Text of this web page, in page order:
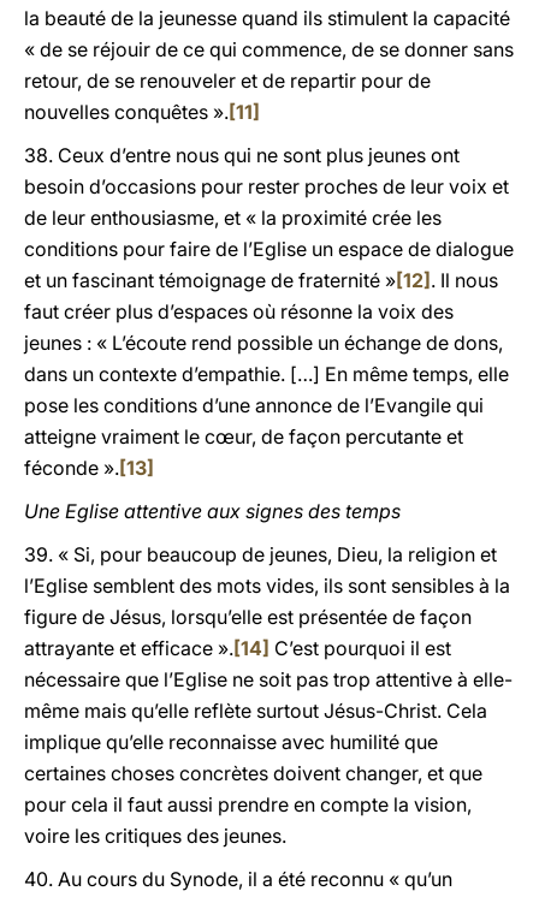
la beauté de la jeunesse quand ils stimulent la capacité
« de se réjouir de ce qui commence, de se donner sans
retour, de se renouveler et de repartir pour de
nouvelles conquêtes ».[11]
38. Ceux d’entre nous qui ne sont plus jeunes ont
besoin d’occasions pour rester proches de leur voix et
de leur enthousiasme, et « la proximité crée les
conditions pour faire de l’Eglise un espace de dialogue
et un fascinant témoignage de fraternité »[12] . Il nous
faut créer plus d’espaces où résonne la voix des
jeunes : « L’écoute rend possible un échange de dons,
dans un contexte d’empathie. […] En même temps, elle
pose les conditions d’une annonce de l’Evangile qui
atteigne vraiment le cœur, de façon percutante et
féconde ».[13]
Une Eglise attentive aux signes des temps
39. « Si, pour beaucoup de jeunes, Dieu, la religion et
l’Eglise semblent des mots vides, ils sont sensibles à la
figure de Jésus, lorsqu’elle est présentée de façon
attrayante et efficace ».[14] C’est pourquoi il est
nécessaire que l’Eglise ne soit pas trop attentive à elle-
même mais qu’elle reflète surtout Jésus-Christ. Cela
implique qu’elle reconnaisse avec humilité que
certaines choses concrètes doivent changer, et que
pour cela il faut aussi prendre en compte la vision,
voire les critiques des jeunes.
40. Au cours du Synode, il a été reconnu « qu’un